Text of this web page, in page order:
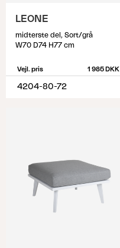
LEONE
midterste del, Sort/grå
W70 D74 H77 cm
Vejl. pris 1 985 DKK
4204-80-72